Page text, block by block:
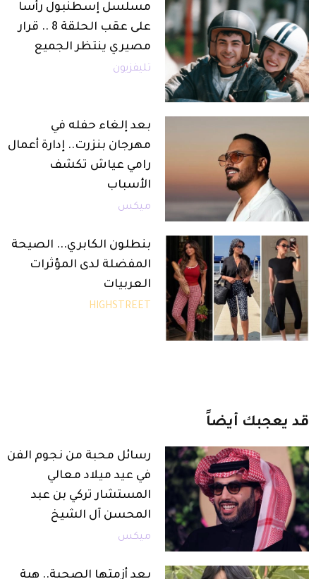
مسلسل إسطنبول رأسا
على عقب الحلقة 8 .. قرار
مصيري ينتظر الجميع
تليفزيون
بعد إلغاء حفله في
مهرجان بنزرت.. إدارة أعمال
رامي عياش تكشف
الأسباب
ميكس
بنطلون الكابري... الصيحة
المفضلة لدى المؤثرات
العربيات
HIGHSTREET
قد يعجبك أيضاً
رسائل محبة من نجوم الفن
في عيد ميلاد معالي
المستشار تركي بن عبد
المحسن آل الشيخ
ميكس
بعد أزمتها الصحية.. هبة